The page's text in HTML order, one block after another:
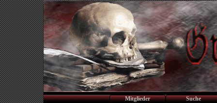
Mitglieder
Suche